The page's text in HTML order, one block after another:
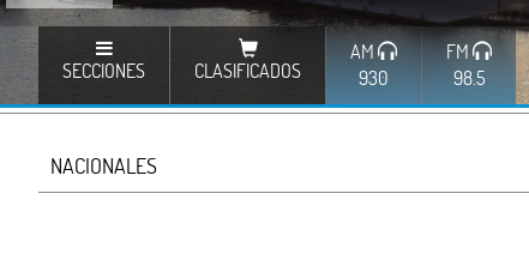
SECCIONES CLASIFICADOS
AM
930
FM
98.5
NACIONALES